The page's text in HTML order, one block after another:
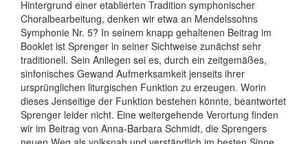
Hintergrund einer etablierten Tradition symphonischer
Choralbearbeitung, denken wir etwa an Mendelssohns
Symphonie Nr. 5? In seinem knapp gehaltenen Beitrag im
Booklet ist Sprenger in seiner Sichtweise zunächst sehr
traditionell. Sein Anliegen sei es, durch ein zeitgemä­ßes,
sinfonisches Gewand Aufmerksamkeit jenseits ihrer
ursprünglichen liturgischen Funktion zu erzeugen. Worin
dieses Jenseitige der Funktion bestehen könnte, beantwortet
Sprenger leider nicht. Ei­ne weitergehende Verortung finden
wir im Beitrag von Anna-Barbara Schmidt, die Sprengers